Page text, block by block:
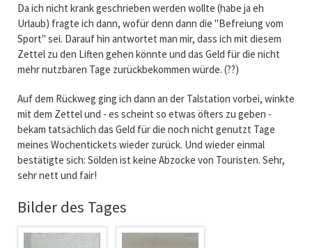
Da ich nicht krank geschrieben werden wollte (habe ja eh
Urlaub) fragte ich dann, wofür denn dann die "Befreiung vom
Sport" sei. Darauf hin antwortet man mir, dass ich mit diesem
Zettel zu den Liften gehen könnte und das Geld für die nicht
mehr nutzbaren Tage zurückbekommen würde. (??)
Auf dem Rückweg ging ich dann an der Talstation vorbei, winkte
mit dem Zettel und - es scheint so etwas öfters zu geben -
bekam tatsächlich das Geld für die noch nicht genutzt Tage
meines Wochentickets wieder zurück. Und wieder einmal
bestätigte sich: Sölden ist keine Abzocke von Touristen. Sehr,
sehr nett und fair!
Bilder des Tages